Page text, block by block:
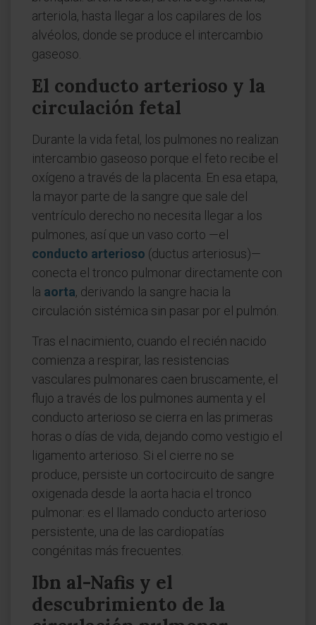
arteriola, hasta llegar a los capilares de los
alvéolos, donde se produce el intercambio
gaseoso.
El conducto arterioso y la
circulación fetal
Durante la vida fetal, los pulmones no realizan
intercambio gaseoso porque el feto recibe el
oxígeno a través de la placenta. En esa etapa,
la mayor parte de la sangre que sale del
ventrículo derecho no necesita llegar a los
pulmones, así que un vaso corto —el
conducto arterioso (ductus arteriosus)—
conecta el tronco pulmonar directamente con
la aorta, derivando la sangre hacia la
circulación sistémica sin pasar por el pulmón.
Tras el nacimiento, cuando el recién nacido
comienza a respirar, las resistencias
vasculares pulmonares caen bruscamente, el
flujo a través de los pulmones aumenta y el
conducto arterioso se cierra en las primeras
horas o días de vida, dejando como vestigio el
ligamento arterioso. Si el cierre no se
produce, persiste un cortocircuito de sangre
oxigenada desde la aorta hacia el tronco
pulmonar: es el llamado conducto arterioso
persistente, una de las cardiopatías
congénitas más frecuentes.
Ibn al-Nafis y el
descubrimiento de la